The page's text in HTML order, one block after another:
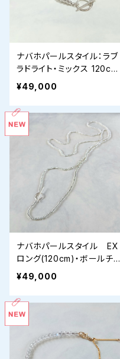
ナバホパールスタイル：ラブ
ラドライト・ミックス 120cm
マルチウェイネックレス（SV
925）
¥49,000
ナバホパールスタイル EX
ロング(120cm)・ボールチェ
ーンネックレスSV925：3m
¥49,000